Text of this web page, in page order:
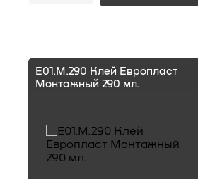
E01.M.290 Клей Европласт
Монтажный 290 мл.